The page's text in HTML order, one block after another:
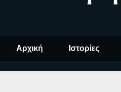
Αρχική Ιστορίες